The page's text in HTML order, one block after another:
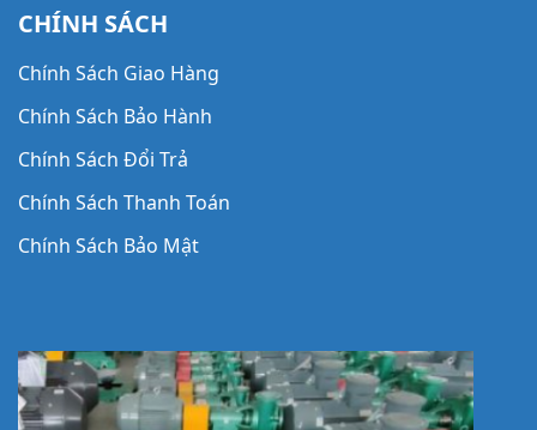
CHÍNH SÁCH
Chính Sách Giao Hàng
Chính Sách Bảo Hành
Chính Sách Đổi Trả
Chính Sách Thanh Toán
Chính Sách Bảo Mật